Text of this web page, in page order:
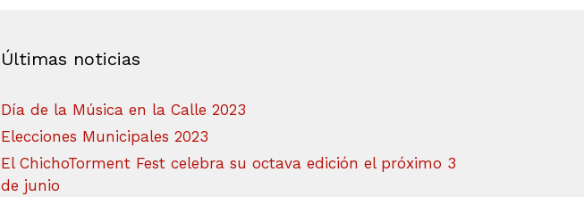
Últimas noticias
Día de la Música en la Calle 2023
Elecciones Municipales 2023
El ChichoTorment Fest celebra su octava edición el próximo 3
de junio